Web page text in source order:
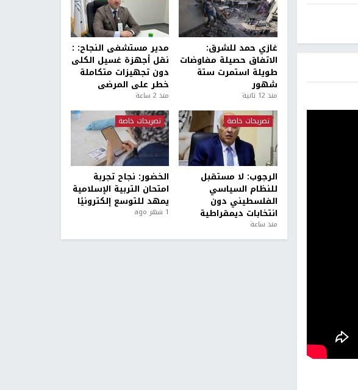
غازي حمد للشرق:
الاتفاق حصيلة مفاوضات
طويلة استمرت ستة
شهور
منذ 12 ثانية
مدير مستشفى النجاح: :
نقل أجهزة غسيل الكلى
دون تجهيزات متكاملة
خطر على المرضى
منذ 2 ساعة
تصريحات خاصة
الرجوب: لا مستقبل
للنظام السياسي
الفلسطيني دون
انتخابات ديمقراطية
منذ ساعة
تصريحات خاصة
الخضور: نجاح تجربة
امتحان التربية الإسلامية
يمهد للتوسع إلكترونيًا
1 شهر ago